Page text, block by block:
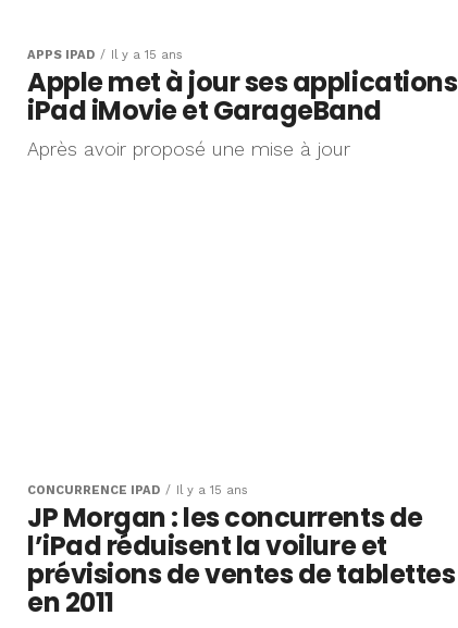
APPS IPAD Il y a 15 ans
Apple met à jour ses applications
iPad iMovie et GarageBand
Après avoir proposé une mise à jour
CONCURRENCE IPAD Il y a 15 ans
JP Morgan : les concurrents de
l’iPad réduisent la voilure et
prévisions de ventes de tablettes
en 2011